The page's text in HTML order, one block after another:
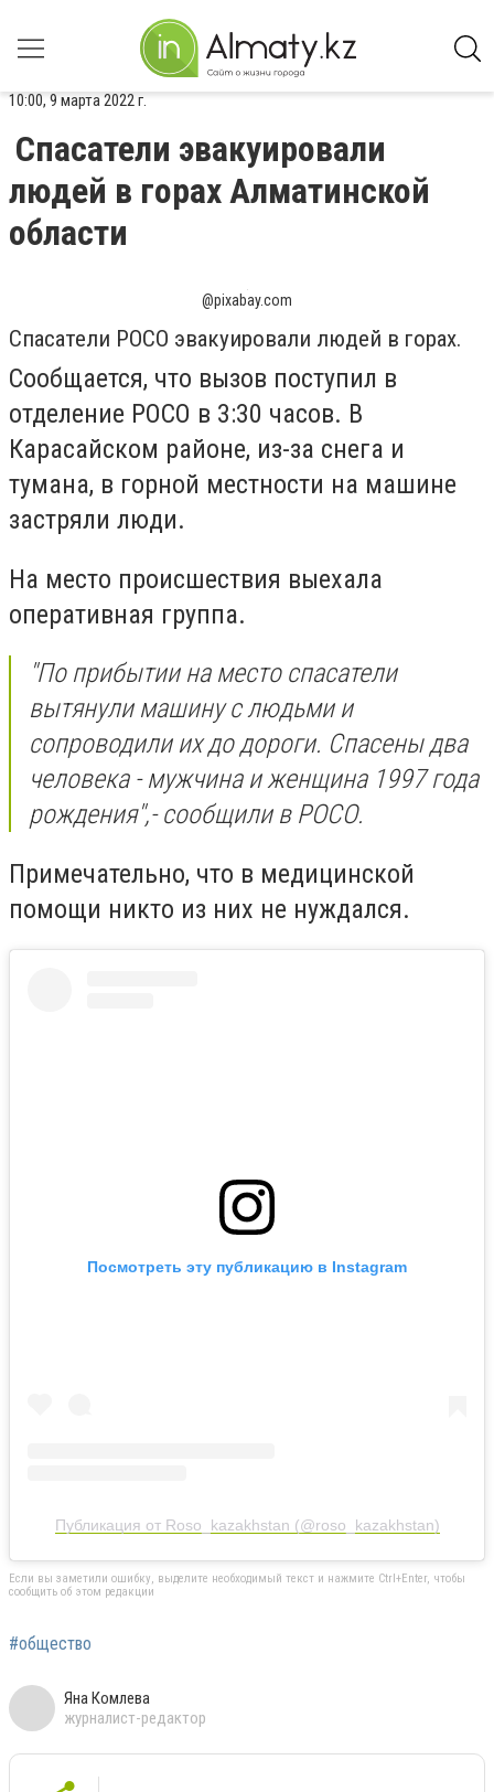
10:00, 9 марта 2022 г.
Спасатели эвакуировали
людей в горах Алматинской
области
@pixabay.com
Спасатели РОСО эвакуировали людей в горах.
Сообщается, что вызов поступил в
отделение РОСО в 3:30 часов. В
Карасайском районе, из-за снега и
тумана, в горной местности на машине
застряли люди.
На место происшествия выехала
оперативная группа.
"По прибытии на место спасатели
вытянули машину с людьми и
сопроводили их до дороги. Спасены два
человека - мужчина и женщина 1997 года
рождения",- сообщили в РОСО.
Примечательно, что в медицинской
помощи никто из них не нуждался.
Посмотреть эту публикацию в Instagram
Публикация от Roso_kazakhstan (@roso_kazakhstan)
Если вы заметили ошибку, выделите необходимый текст и нажмите Ctrl+Enter, чтобы
сообщить об этом редакции
#общество
Яна Комлева
журналист-редактор